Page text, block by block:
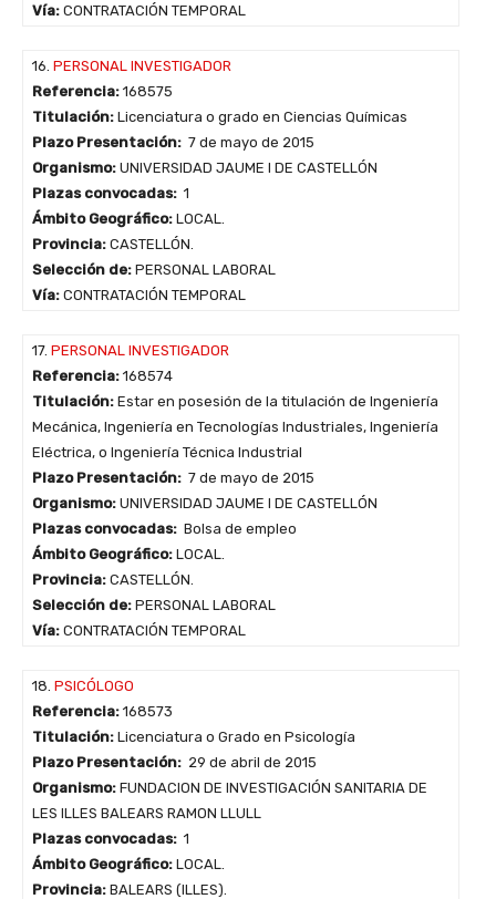
Vía: CONTRATACIÓN TEMPORAL
16. PERSONAL INVESTIGADOR
Referencia: 168575
Titulación: Licenciatura o grado en Ciencias Químicas
Plazo Presentación: 7 de mayo de 2015
Organismo: UNIVERSIDAD JAUME I DE CASTELLÓN
Plazas convocadas: 1
Ámbito Geográfico: LOCAL.
Provincia: CASTELLÓN.
Selección de: PERSONAL LABORAL
Vía: CONTRATACIÓN TEMPORAL
17. PERSONAL INVESTIGADOR
Referencia: 168574
Titulación: Estar en posesión de la titulación de Ingeniería
Mecánica, Ingeniería en Tecnologías Industriales, Ingeniería
Eléctrica, o Ingeniería Técnica Industrial
Plazo Presentación: 7 de mayo de 2015
Organismo: UNIVERSIDAD JAUME I DE CASTELLÓN
Plazas convocadas: Bolsa de empleo
Ámbito Geográfico: LOCAL.
Provincia: CASTELLÓN.
Selección de: PERSONAL LABORAL
Vía: CONTRATACIÓN TEMPORAL
18. PSICÓLOGO
Referencia: 168573
Titulación: Licenciatura o Grado en Psicología
Plazo Presentación: 29 de abril de 2015
Organismo: FUNDACION DE INVESTIGACIÓN SANITARIA DE
LES ILLES BALEARS RAMON LLULL
Plazas convocadas: 1
Ámbito Geográfico: LOCAL.
Provincia: BALEARS (ILLES).